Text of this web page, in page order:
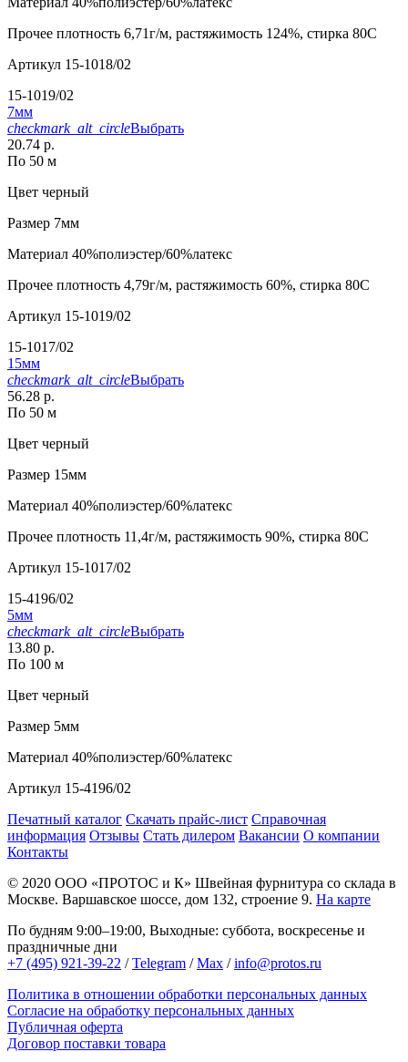
Прочее плотность 6,71г/м, растяжимость 124%, стирка 80С
Артикул 15-1018/02
15-1019/02
7мм
checkmark_alt_circleВыбрать
20.74 р.
По 50 м
Цвет черный
Размер 7мм
Материал 40%полиэстер/60%латекс
Прочее плотность 4,79г/м, растяжимость 60%, стирка 80С
Артикул 15-1019/02
15-1017/02
15мм
checkmark_alt_circleВыбрать
56.28 р.
По 50 м
Цвет черный
Размер 15мм
Материал 40%полиэстер/60%латекс
Прочее плотность 11,4г/м, растяжимость 90%, стирка 80С
Артикул 15-1017/02
15-4196/02
5мм
checkmark_alt_circleВыбрать
13.80 р.
По 100 м
Цвет черный
Размер 5мм
Материал 40%полиэстер/60%латекс
Артикул 15-4196/02
Печатный каталог Скачать прайс-лист Справочная
информация Отзывы Стать дилером Вакансии О компании
Контакты
© 2020 ООО «ПРОТОС и К» Швейная фурнитура со склада в
Москве. Варшавское шоссе, дом 132, строение 9. На карте
По будням 9:00–19:00, Выходные: суббота, воскресенье и
праздничные дни
+7 (495) 921-39-22 /Telegram /Max /info@protos.ru
Политика в отношении обработки персональных данных
Согласие на обработку персональных данных
Публичная оферта
Договор поставки товара